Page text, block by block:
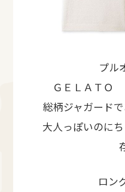
プル
ＧＥＬＡＴＯ
総柄ジャガード
大人っぽいのに
ロン